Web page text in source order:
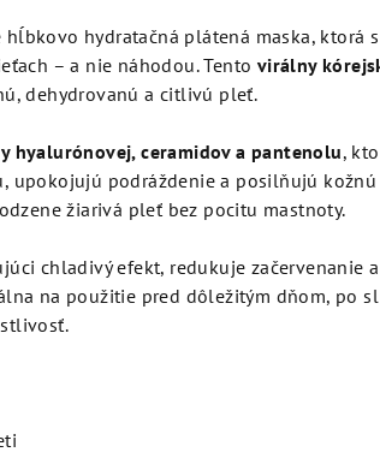
hydratačná plátená maska, ktorá
– a nie náhodou. Tento virálny
dehydrovanú a citlivú pleť.
hyalurónovej, ceramidov a pantenolu,
upokojujú podráždenie a posilňujú kožnú
žiarivá pleť bez pocitu mastnoty.
chladivý efekt, redukuje začervenanie a
na použitie pred dôležitým dňom, po